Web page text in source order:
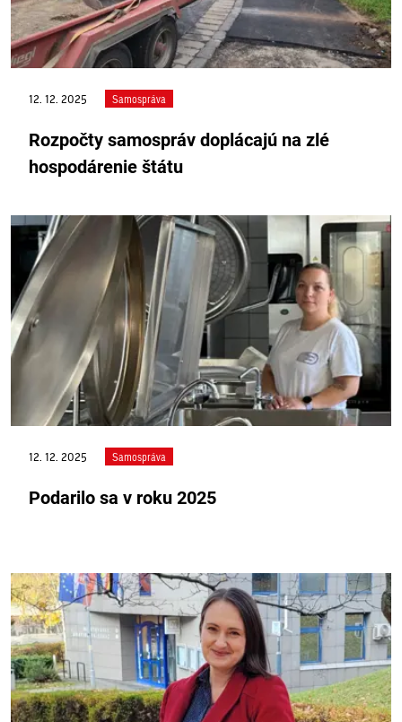
12. 12. 2025 Samospráva
Rozpočty samospráv doplácajú na zlé
hospodárenie štátu
12. 12. 2025 Samospráva
Podarilo sa v roku 2025